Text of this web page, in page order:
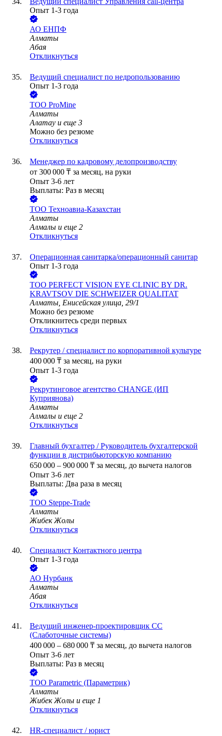
Опыт 1-3 года
АО ЕНПФ
Алматы
Абая
Откликнуться
Ведущий специалист по недропользованию
Опыт 1-3 года
ТОО ProMine
Алматы
Алатау и еще 3
Можно без резюме
Откликнуться
Менеджер по кадровому делопроизводству
от 300 000 ₸ за месяц, на руки
Опыт 3-6 лет
Выплаты: Раз в месяц
ТОО Техноавиа-Казахстан
Алматы
Алмалы и еще 2
Откликнуться
Операционная санитарка/операционный санитар
Опыт 1-3 года
ТОО PERFECT VISION EYE CLINIC BY DR.
KRAVTSOV DIE SCHWEIZER QUALITAT
Алматы, Енисейская улица, 29/1
Можно без резюме
Откликнитесь среди первых
Откликнуться
Рекрутер / специалист по корпоративной культуре
400 000 ₸ за месяц, на руки
Опыт 1-3 года
Рекрутинговое агентство CHANGE (ИП
Куприянова)
Алматы
Алмалы и еще 2
Откликнуться
Главный бухгалтер / Руководитель бухгалтерской
функции в дистрибьюторскую компанию
650 000 – 900 000 ₸ за месяц, до вычета налогов
Опыт 3-6 лет
Выплаты: Два раза в месяц
ТОО Steppe-Trade
Алматы
Жибек Жолы
Откликнуться
Специалист Контактного центра
Опыт 1-3 года
АО Нурбанк
Алматы
Абая
Откликнуться
Ведущий инженер-проектировщик СС
(Слаботочные системы)
400 000 – 680 000 ₸ за месяц, до вычета налогов
Опыт 3-6 лет
Выплаты: Раз в месяц
ТОО Parametric (Параметрик)
Алматы
Жибек Жолы и еще 1
Откликнуться
HR-специалист / юрист